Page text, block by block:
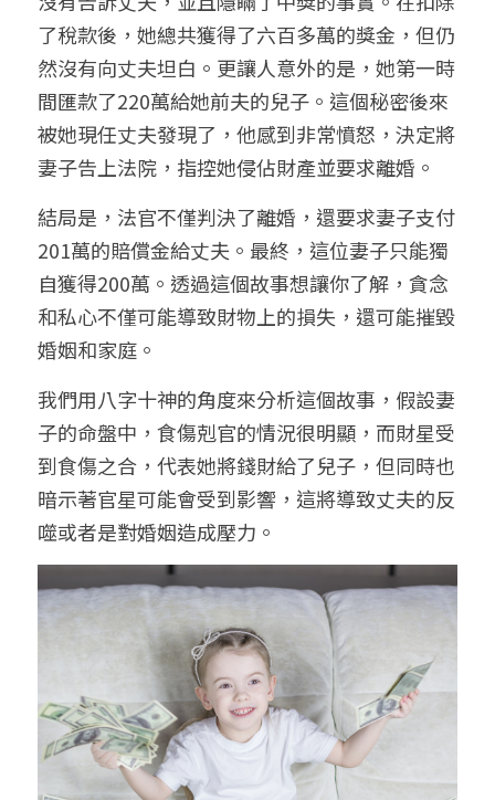
五行計算初階班
五行計算高階班
團隊訓練營
輕鬆學會科學八字推理
FB粉絲頁
繁體中文
繁體中文
0938617837
support@p8zicourse.com
五行八字線上班
了稅款後，她總共獲得了六百多萬的獎金，但仍
然沒有向丈夫坦白。更讓人意外的是，她第一時
間匯款了220萬給她前夫的兒子。這個秘密後來
被她現任丈夫發現了，他感到非常憤怒，決定將
妻子告上法院，指控她侵佔財產並要求離婚。
結局是，法官不僅判決了離婚，還要求妻子支付
201萬的賠償金給丈夫。最終，這位妻子只能獨
自獲得200萬。透過這個故事想讓你了解，貪念
和私心不僅可能導致財物上的損失，還可能摧毀
婚姻和家庭。
我們用八字十神的角度來分析這個故事，假設妻
子的命盤中，食傷剋官的情況很明顯，而財星受
到食傷之合，代表她將錢財給了兒子，但同時也
暗示著官星可能會受到影響，這將導致丈夫的反
噬或者是對婚姻造成壓力。